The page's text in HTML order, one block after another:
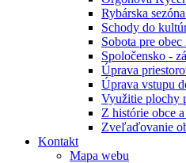
Rybárska
Schody do
Sobota pre obec
Spoločensko -
Úprava
Úprava vstupu
Využitie plochy
Z histórie obce
Zveľaďovanie
Kontakt
Mapa webu